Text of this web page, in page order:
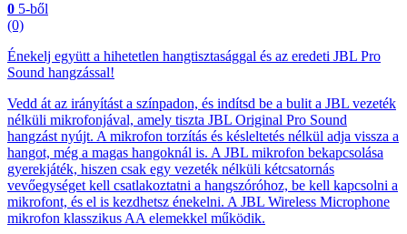
0 5-ből
(0)
Énekelj együtt a hihetetlen hangtisztasággal és az eredeti JBL Pro
Sound hangzással!
Vedd át az irányítást a színpadon, és indítsd be a bulit a JBL vezeték
nélküli mikrofonjával, amely tiszta JBL Original Pro Sound
hangzást nyújt. A mikrofon torzítás és késleltetés nélkül adja vissza a
hangot, még a magas hangoknál is. A JBL mikrofon bekapcsolása
gyerekjáték, hiszen csak egy vezeték nélküli kétcsatornás
vevőegységet kell csatlakoztatni a hangszóróhoz, be kell kapcsolni a
mikrofont, és el is kezdhetsz énekelni. A JBL Wireless Microphone
mikrofon klasszikus AA elemekkel működik.